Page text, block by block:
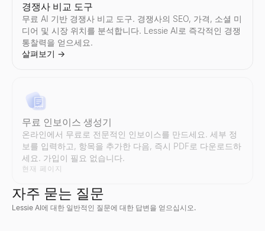
AI 답장 생성기
잠재 고객의 답장을 붙여넣으면 즉시 보낼 수 있는 3가지 응답과
살펴보기 →
모든 반대를 붙여넣으면 유형, 응답 프레임워크, 2가지 답장을 얻
살펴보기→
후속 이메일 생성기
마지막 접촉을 설명하면 답장을 유도하는 3개의 이메일 후속 시퀀
불리언 검색 문자열 생성기
채용 담당자를 위한 무료 불리언 검색 문자열 생성기 — LinkedIn
살펴보기 →
무료 채용 담당자 아웃리치 이메일 템플릿 및 생성기 — 몇 초 만
살펴보기→
경쟁사 비교 도구
무료 AI 기반 경쟁사 비교 도구. 경쟁사의 SEO, 가격, 소셜 미
디어 및 시장 위치를 분석합니다. Lessie AI로 즉각적인 경쟁
통찰력을 얻으세요.
살펴보기 →
무료 인보이스 생성기
온라인에서 무료로 전문적인 인보이스를 만드세요. 세부 정
보를 입력하고, 항목을 추가한 다음, 즉시 PDF로 다운로드하
세요. 가입이 필요 없습니다.
현재 페이지
자주 묻는 질문
Lessie AI에 대한 일반적인 질문에 대한 답변을 얻으십시오.